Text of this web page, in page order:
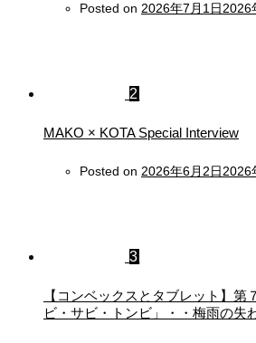
Posted on 2026年7月1日2026
2
MAKO × KOTA Special Interview
Posted on 2026年6月2日2026
3
【コンベックスとタブレット】第
ビ・サビ・トンビ」・・梅雨の失